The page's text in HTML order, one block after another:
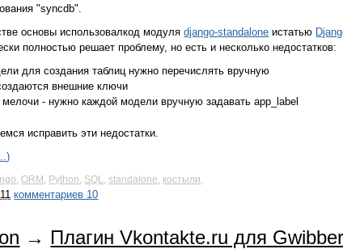
"syncdb".
основы использовалкод модуляdjango-standalone истатью
полностью решает проблему, но есть и несколько недостатков:
для создания таблиц нужно перечислять вручную
внешние ключи
мелочи - нужно каждой модели вручную задавать app_label
исправить эти недостатки.
,ORM , Python, SQL,standalone, костыли,
комментариев 10
→ Плагин Vkontakte.ru для Gwibber